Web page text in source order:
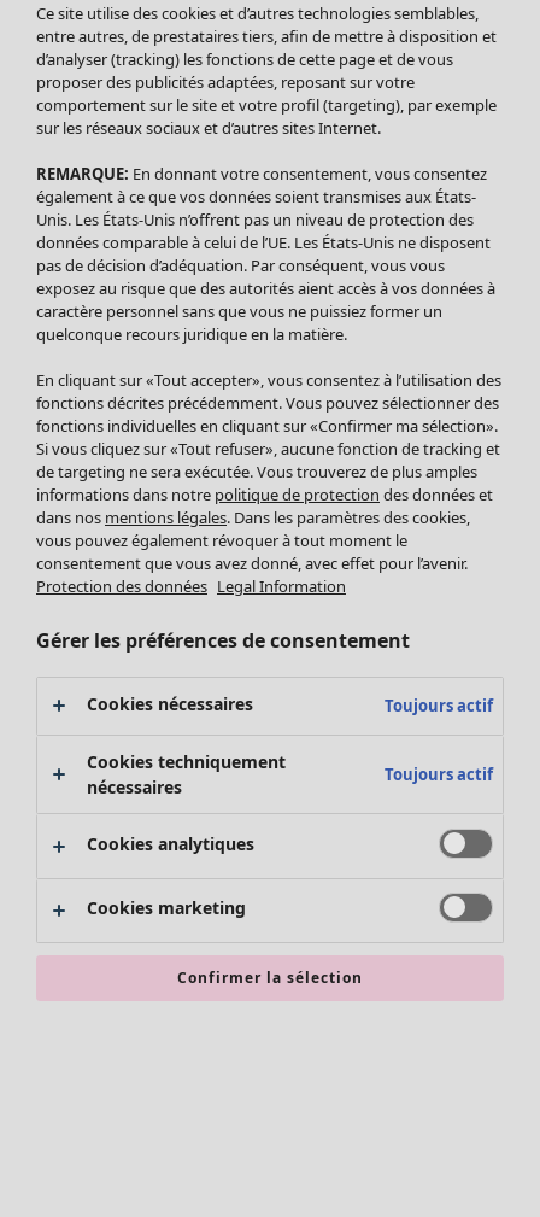
Soldes Vêtements
Tous les vêtements
Robes
Tuniques
Blouses
Tops
Gilets
Pantalon
Jupes
Leggings et collants
Accessoires
Chaussures
Vêtements de bain
Basics
Soldes Mobilier
Bonnes affaires déco
Décoration
Textiles
Tapis
Éponge
Promos SOLDES
Les promos de Gudrun Sjödén
Nouvel arrivage
Bonnes affaires en soldes - jusqu'à -70
Ce site utilise des cookies et d’autres technologies semblables,
entre autres, de prestataires tiers, afin de mettre à disposition et
d’analyser (tracking) les fonctions de cette page et de vous
proposer des publicités adaptées, reposant sur votre
comportement sur le site et votre profil (targeting), par exemple
sur les réseaux sociaux et d’autres sites Internet.
REMARQUE: En donnant votre consentement, vous consentez
également à ce que vos données soient transmises aux États-
Unis. Les États-Unis n’offrent pas un niveau de protection des
données comparable à celui de l’UE. Les États-Unis ne disposent
pas de décision d’adéquation. Par conséquent, vous vous
exposez au risque que des autorités aient accès à vos données à
caractère personnel sans que vous ne puissiez former un
quelconque recours juridique en la matière.
En cliquant sur «Tout accepter», vous consentez à l’utilisation des
fonctions décrites précédemment. Vous pouvez sélectionner des
fonctions individuelles en cliquant sur «Confirmer ma sélection».
Si vous cliquez sur «Tout refuser», aucune fonction de tracking et
de targeting ne sera exécutée. Vous trouverez de plus amples
informations dans notre politique de protection des données et
dans nos mentions légales. Dans les paramètres des cookies,
vous pouvez également révoquer à tout moment le
consentement que vous avez donné, avec effet pour l’avenir.
Protection des données Legal Information
Gérer les préférences de consentement
Cookies nécessaires Toujours actif
Cookies techniquement
nécessaires
Toujours actif
Cookies analytiques
Cookies marketing
Confirmer la sélection